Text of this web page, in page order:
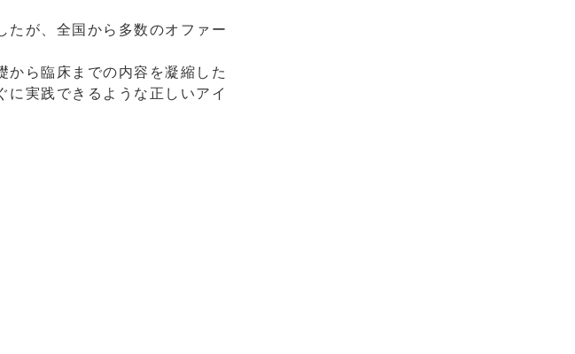
たが、全国から多数のオファー
から臨床までの内容を凝縮した
実践できるような正しいアイ